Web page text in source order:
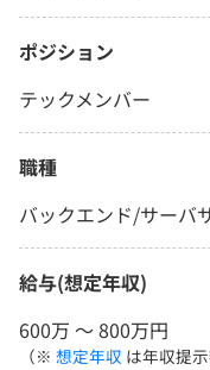
ポジション
テックメンバー
職種
バックエンド/サーバ
給与(想定年収)
600万 〜 800万円
（※ 想定年収 は年収提